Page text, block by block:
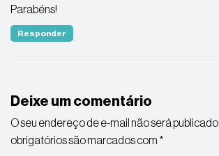
Parabéns!
Responder
Deixe um comentário
O seu endereço de e-mail não será publicado.
obrigatórios são marcados com *